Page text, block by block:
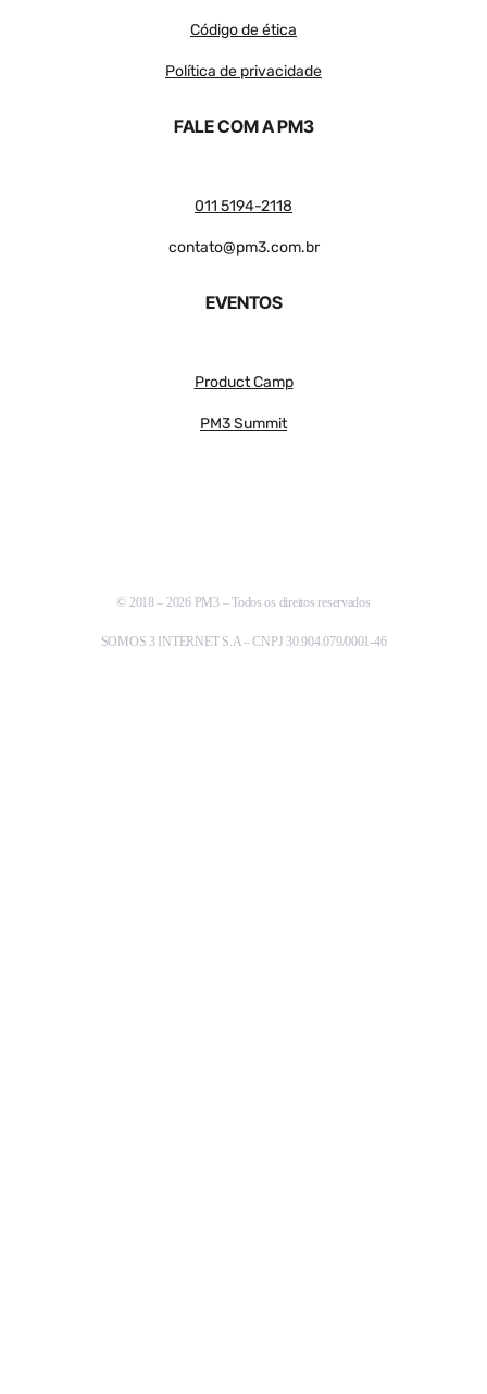
Código de ética
Política de privacidade
FALE COM A PM3
011 5194-2118
contato@pm3.com.br
EVENTOS
Product Camp
PM3 Summit
© 2018 – 2026 PM3 – Todos os direitos reservados
SOMOS 3 INTERNET S.A – CNPJ 30.904.079/0001-46